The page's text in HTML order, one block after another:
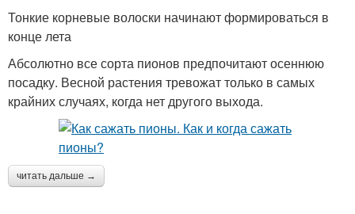
Тонкие корневые волоски начинают формироваться в
конце лета
Абсолютно все сорта пионов предпочитают осеннюю
посадку. Весной растения тревожат только в самых
крайних случаях, когда нет другого выхода.
читать дальше →